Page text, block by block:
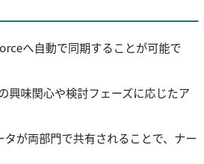
へ自動で同期することが可能で
興味関心や検討フェーズに応じたア
が両部門で共有されることで、ナー